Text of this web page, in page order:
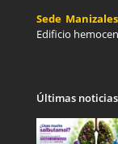
Sede
Edificio
Últimas noticias